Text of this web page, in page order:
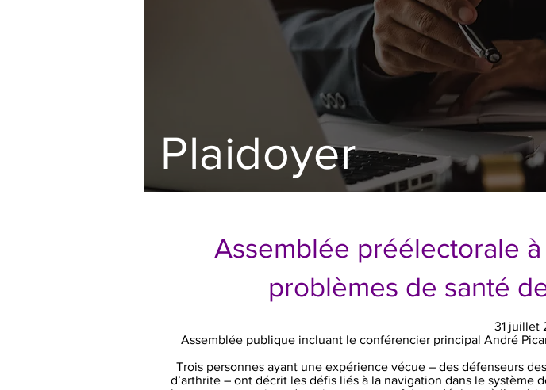
Plaidoyer
Assemblée préélectorale
problèmes de santé
31 juillet
Assemblée publique incluant le conférencier principal André
Trois personnes ayant une expérience vécue – des défenseurs
d’arthrite – ont décrit les défis liés à la navigation dans le